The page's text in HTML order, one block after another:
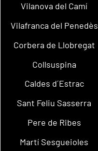
Vilanova del Camí
Vilafranca del Penedès
Corbera de Llobregat
Collsuspina
Caldes d´Estrac
Sant Feliu Sasserra
Pere de Ribes
Martí Sesgueioles